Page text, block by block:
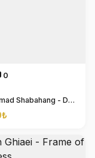
0
Mohammad Shabahang - Dreamer